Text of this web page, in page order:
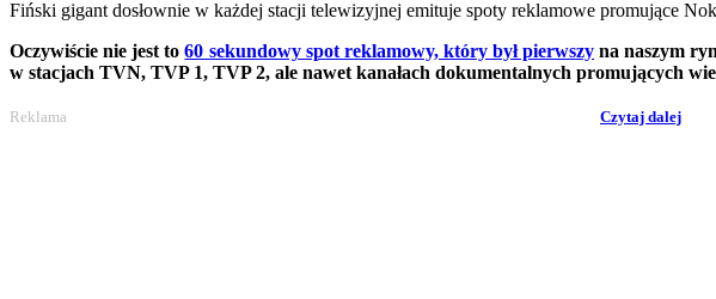
Fiński gigant dosłownie w każdej stacji telewizyjnej emituje spoty reklamowe promujące
Oczywiście nie jest to60 sekundowy spot reklamowy, który był pierwszy na naszym
w stacjach TVN, TVP 1, TVP 2, ale nawet kanałach dokumentalnych promujących
Reklama Czytaj dalej